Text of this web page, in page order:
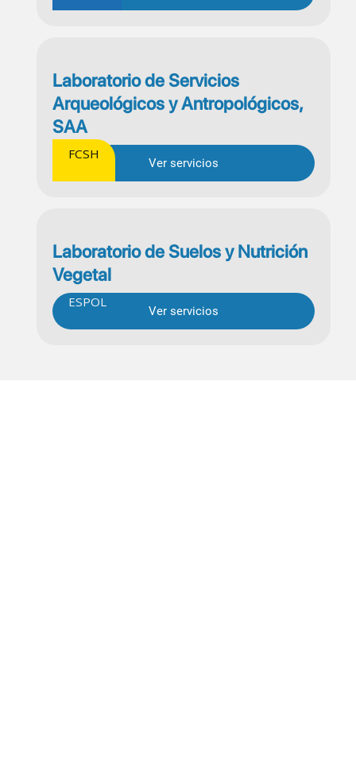
Laboratorio de Servicios
Arqueológicos y Antropológicos,
SAA
FCSH
Ver servicios
Laboratorio de Suelos y Nutrición
Vegetal
ESPOL
Ver servicios